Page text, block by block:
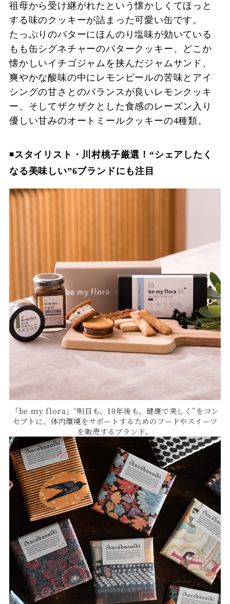
祖母から受け継がれたという懐かしくてほっと
する味のクッキーが詰まった可愛い缶です。
たっぷりのバターにほんのり塩味が効いている
もも缶シグネチャーのバタークッキー、どこか
懐かしいイチゴジャムを挟んだジャムサンド、
爽やかな酸味の中にレモンピールの苦味とアイ
シングの甘さとのバランスが良いレモンクッキ
ー、そしてザクザクとした食感のレーズン入り
優しい甘みのオートミールクッキーの4種類。
◾️スタイリスト・川村桃子厳選！“シェアしたく
なる美味しい”6ブランドにも注目
「be my flora」“明日も、10年後も、健康で美しく”をコン
セプトに、体内環境をサポートするためのフードやスイーツ
を販売するブランド。